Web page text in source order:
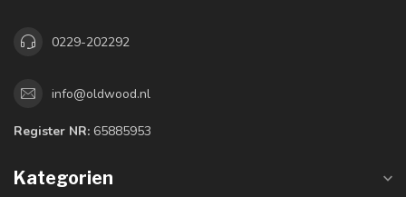
0229-202292
info@oldwood.nl
Register NR: 65885953
Kategorien